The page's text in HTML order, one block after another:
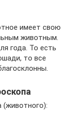
имеет свою
животным.
года. То есть
то все
(животного):